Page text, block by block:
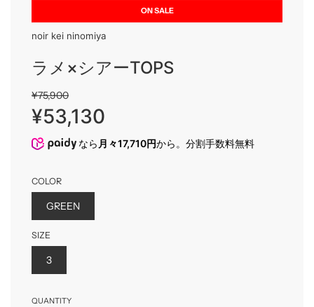
ON SALE
noir kei ninomiya
ラメ×シアーTOPS
Sale
price
¥75,900Regular
price
¥53,130
なら 月々17,710円から。分割手数料無料
COLOR
GREEN
SIZE
3
QUANTITY